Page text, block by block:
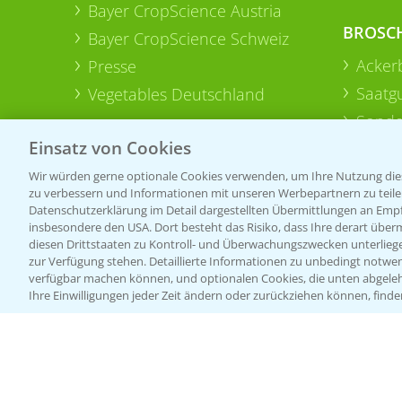
Bayer CropScience Austria
Bayer CropScience Schweiz
Presse
Vegetables Deutschland
Einsatz von Cookies
Wir würden gerne optionale Cookies verwenden, um Ihre Nutzung
zu verbessern und Informationen mit unseren Werbepartnern zu
Datenschutzerklärung im Detail dargestellten Übermittlungen an
insbesondere den USA. Dort besteht das Risiko, dass Ihre derart
diesen Drittstaaten zu Kontroll- und Überwachungszwecken
zur Verfügung stehen. Detaillierte Informationen zu unbedingt
verfügbar machen können, und optionalen Cookies, die unten
Ihre Einwilligungen jeder Zeit ändern oder zurückziehen können,